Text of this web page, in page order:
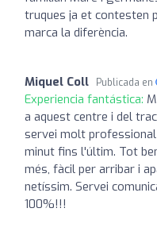
truques ja et contesten
marca la diferència.
Miquel Coll Publicada en
Experiencia fantástica:
a aquest centre i del
servei molt
minut fins l'últim. Tot
més, fàcil per arribar i
netíssim. Servei
100%!!!